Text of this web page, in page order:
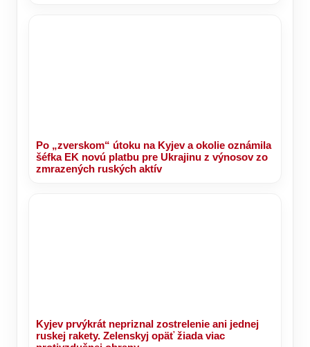
Po „zverskom“ útoku na Kyjev a okolie oznámila
šéfka EK novú platbu pre Ukrajinu z výnosov zo
zmrazených ruských aktív
Kyjev prvýkrát nepriznal zostrelenie ani jednej
ruskej rakety. Zelenskyj opäť žiada viac